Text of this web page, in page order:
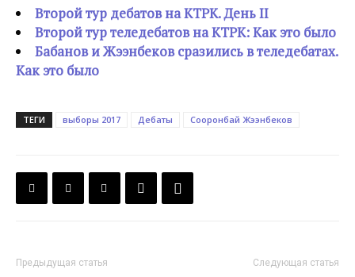
Второй тур дебатов на КТРК. День II
Второй тур теледебатов на КТРК: Как это было
Бабанов и Жээнбеков сразились в теледебатах.
Как это было
ТЕГИ выборы 2017 Дебаты Сооронбай Жээнбеков
Предыдущая статья Следующая статья